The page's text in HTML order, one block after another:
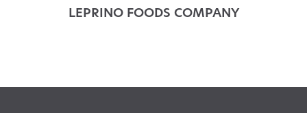
LEPRINO FOODS COMPANY